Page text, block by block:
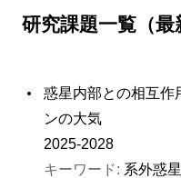
研究課題一覧（最
惑星内部との相互作
ンの大気
2025-2028
キーワード: 系外惑